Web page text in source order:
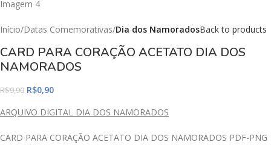
Início Datas Comemorativas Dia dos NamoradosBack to products
CARD PARA CORAÇÃO ACETATO DIA DOS
NAMORADOS
R$9,90 R$0,90
ARQUIVO DIGITAL DIA DOS NAMORADOS
CARD PARA CORAÇÃO ACETATO DIA DOS NAMORADOS PDF-PNG